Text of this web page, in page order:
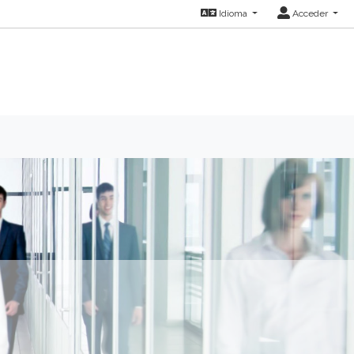
Idioma Acceder